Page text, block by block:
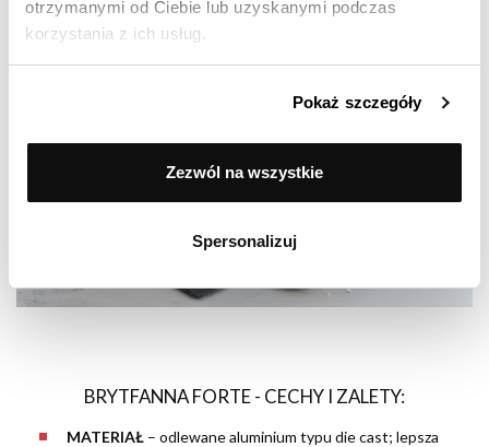
otrzymanymi od Ciebie lub uzyskanymi podczas
korzystania z ich usług.
Pokaż szczegóły
Zezwól na wszystkie
Spersonalizuj
BRYTFANNA FORTE - CECHY I ZALETY:
MATERIAŁ – odlewane aluminium typu die cast; lepsza